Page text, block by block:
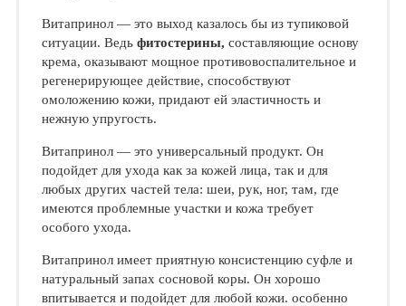
Витапринол — это выход казалось бы из тупиковой
ситуации. Ведь фитостерины, составляющие основу
крема, оказывают мощное противовоспалительное и
регенерирующее действие, способствуют
омоложению кожи, придают ей эластичность и
нежную упругость.
Витапринол — это универсальный продукт. Он
подойдет для ухода как за кожей лица, так и для
любых других частей тела: шеи, рук, ног, там, где
имеются проблемные участки и кожа требует
особого ухода.
Витапринол имеет приятную консистенцию суфле и
натуральный запах сосновой коры. Он хорошо
впитывается и подойдет для любой кожи. особенно